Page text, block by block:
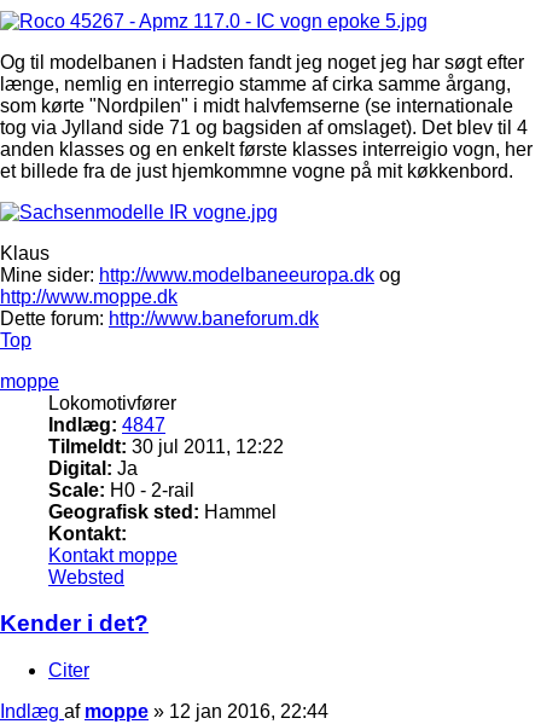
Og til modelbanen i Hadsten fandt jeg noget jeg har søgt efter
længe, nemlig en interregio stamme af cirka samme årgang,
som kørte "Nordpilen" i midt halvfemserne (se internationale
tog via Jylland side 71 og bagsiden af omslaget). Det blev til 4
anden klasses og en enkelt første klasses interreigio vogn, her
et billede fra de just hjemkommne vogne på mit køkkenbord.
Klaus
Mine sider: http://www.modelbaneeuropa.dk og
http://www.moppe.dk
Dette forum: http://www.baneforum.dk
Top
moppe
Lokomotivfører
Indlæg: 4847
Tilmeldt: 30 jul 2011, 12:22
Digital: Ja
Scale: H0 - 2-rail
Geografisk sted: Hammel
Kontakt:
Kontakt moppe
Websted
Kender i det?
Citer
Indlæg af moppe » 12 jan 2016, 22:44